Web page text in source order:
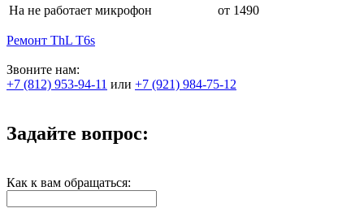
На не работает микрофон
от 1490
Ремонт ThL T6s
Звоните нам:
+7 (812) 953-94-11 или +7 (921) 984-75-12
Задайте вопрос:
Как к вам обращаться: